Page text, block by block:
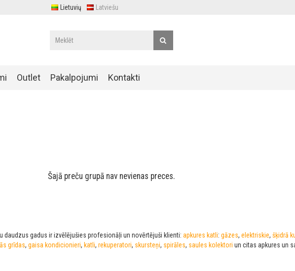
Lietuvių Latviešu
Outlet Pakalpojumi Kontakti
Šajā preču grupā nav nevienas preces.
gadus ir izvēlējušies profesionāļi un novērtējuši klienti: apkures katli: gāzes, elektriskie, šķidrā
grīdas, gaisa kondicionieri, katli, rekuperatori, skursteņi, spirāles, saules kolektori un citas apkures un